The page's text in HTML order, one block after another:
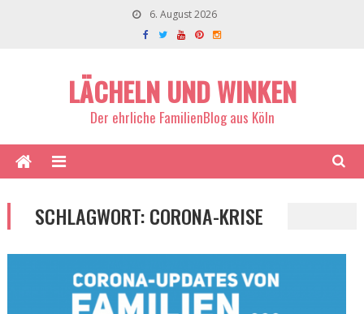
6. August 2026
LÄCHELN UND WINKEN
Der ehrliche FamilienBlog aus Köln
SCHLAGWORT:CORONA-KRISE